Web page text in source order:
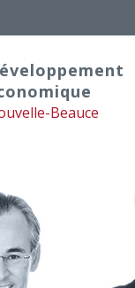
Beauce